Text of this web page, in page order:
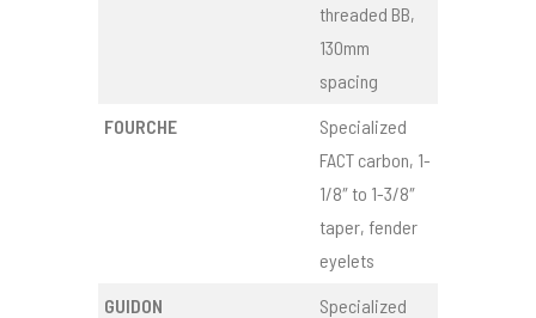
threaded BB,
130mm
spacing
FOURCHE
Specialized
FACT carbon, 1-
1/8″ to 1-3/8″
taper, fender
eyelets
GUIDON
Specialized